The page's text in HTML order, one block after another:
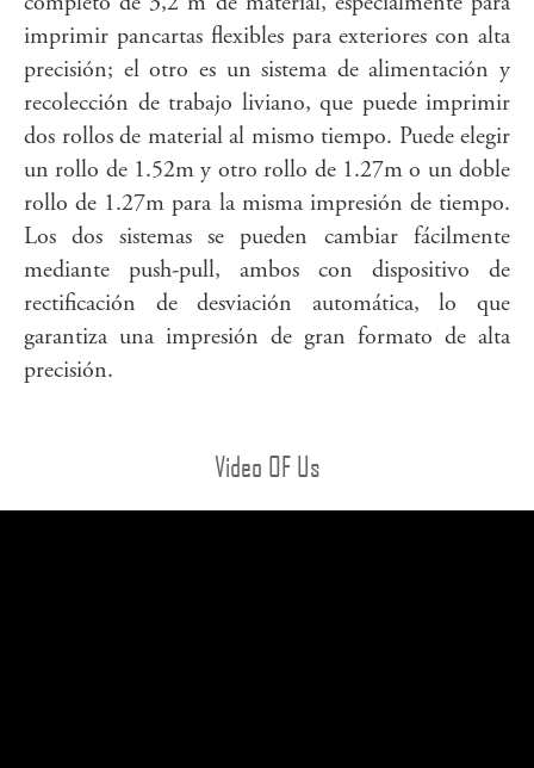
imprimir pancartas flexibles para exteriores con alta
precisión; el otro es un sistema de alimentación y
recolección de trabajo liviano, que puede imprimir
dos rollos de material al mismo tiempo. Puede elegir
un rollo de 1.52m y otro rollo de 1.27m o un doble
rollo de 1.27m para la misma impresión de tiempo.
Los dos sistemas se pueden cambiar fácilmente
mediante push-pull, ambos con dispositivo de
rectificación de desviación automática, lo que
garantiza una impresión de gran formato de alta
precisión.
Video OF Us